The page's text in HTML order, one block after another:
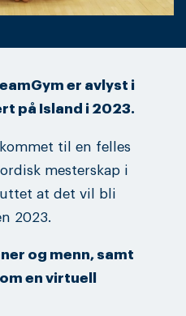
er avlyst i
på Island i 2023.
til en felles
mesterskap i
at det vil bli
2023.
og menn, samt
en virtuell